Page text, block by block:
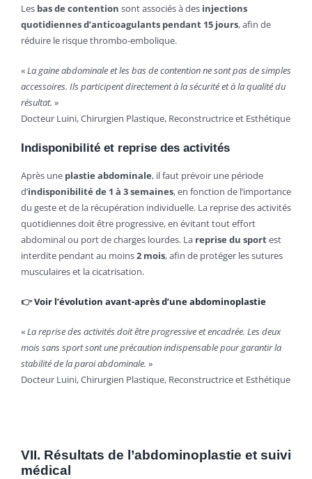
Les bas de contention sont associés à des injections
quotidiennes d’anticoagulants pendant 15 jours, afin de
réduire le risque thrombo-embolique.
«La gaine abdominale et les bas de contention ne sont pas de simples
accessoires. Ils participent directement à la sécurité et à la qualité du
résultat. »
Docteur Luini, Chirurgien Plastique, Reconstructrice et Esthétique
Indisponibilité et reprise des activités
Après une plastie abdominale, il faut prévoir une période
d’indisponibilité de 1 à 3 semaines, en fonction de l’importance
du geste et de la récupération individuelle. La reprise des activités
quotidiennes doit être progressive, en évitant tout effort
abdominal ou port de charges lourdes. La reprise du sportest
interdite pendant au moins2 mois, afin de protéger les sutures
musculaires et la cicatrisation.
👉Voir l’évolution avant-après d’une abdominoplastie
«La reprise des activités doit être progressive et encadrée. Les deux
mois sans sport sont une précaution indispensable pour garantir la
stabilité de la paroi abdominale. »
Docteur Luini, Chirurgien Plastique, Reconstructrice et Esthétique
VII. Résultats de l’abdominoplastie et suivi
médical